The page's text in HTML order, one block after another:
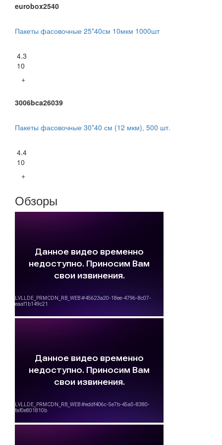
eurobox2540
Пакеты фасовочные 25*40см 10мкм 1000шт
4.3
10
+
3006bca26039
Пакеты фасовочные 30*40 см (12 мкм), 500 шт.
4.4
10
+
Обзоры